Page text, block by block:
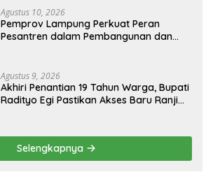
Agustus 10, 2026
Pemprov Lampung Perkuat Peran
Pesantren dalam Pembangunan dan
Agustus 9, 2026
Akhiri Penantian 19 Tahun Warga, Bupati
Radityo Egi Pastikan Akses Baru Ranji
Selengkapnya